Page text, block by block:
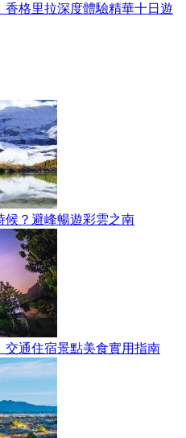
香格里拉深度體驗精華十日遊
候？避峰暢遊彩雲之南
交通住宿景點美食實用指南